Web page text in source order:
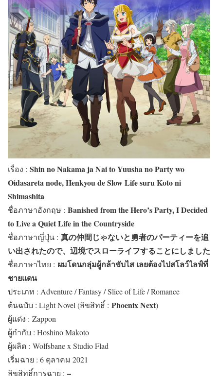
เรื่อง : Shin no Nakama ja Nai to Yuusha no Party wo
Oidasareta node, Henkyou de Slow Life suru Koto ni
Shimashita
ชื่อภาษาอังกฤษ : Banished from the Hero’s Party, I Decided
to Live a Quiet Life in the Countryside
ชื่อภาษาญี่ปุ่น : 真の仲間じゃないと勇者のパーティーを追
い出されたので、辺境でスローライフすることにしました
ชื่อภาษาไทย : ผมโดนกลุ่มผู้กล้าขับไส เลยต้องไปสโลว์ไลฟ์ที่
ชายแดน
ประเภท : Adventure / Fantasy / Slice of Life / Romance
ต้นฉบับ : Light Novel (ลิขสิทธิ์ : Phoenix Next)
ผู้แต่ง : Zappon
ผู้กำกับ : Hoshino Makoto
ผู้ผลิต : Wolfsbane x Studio Flad
เริ่มฉาย : 6 ตุลาคม 2021
ลิขสิทธิ์การฉาย : –